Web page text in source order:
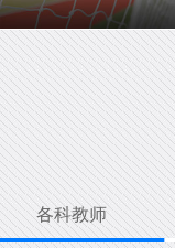
少儿部活
各科教师